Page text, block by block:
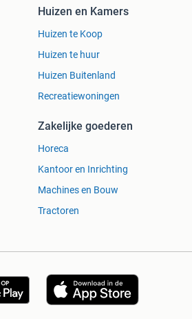
Huizen en Kamers
Huizen te Koop
Huizen te huur
Huizen Buitenland
Recreatiewoningen
Zakelijke goederen
Horeca
Kantoor en Inrichting
Machines en Bouw
Tractoren